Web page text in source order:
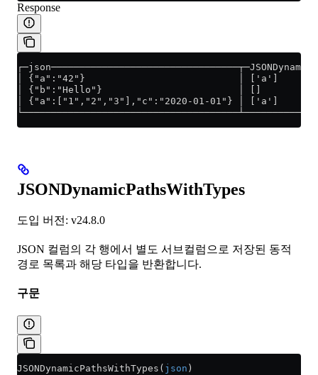
Response
│ {"a":"42"}                           │ ['a']
│ {"b":"Hello"}                        │ []
│ {"a":["1","2","3"],"c":"2020-01-01"} │ ['a']
JSONDynamicPathsWithTypes
도입 버전: v24.8.0
JSON 컬럼의 각 행에서 별도 서브컬럼으로 저장된 동적
경로 목록과 해당 타입을 반환합니다.
구문
JSONDynamicPathsWithTypes( json )